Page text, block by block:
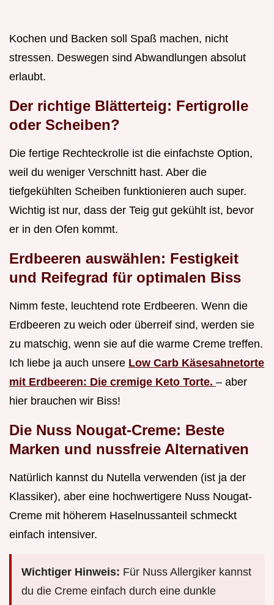
Kochen und Backen soll Spaß machen, nicht
stressen. Deswegen sind Abwandlungen absolut
erlaubt.
Der richtige Blätterteig: Fertigrolle
oder Scheiben?
Die fertige Rechteckrolle ist die einfachste Option,
weil du weniger Verschnitt hast. Aber die
tiefgekühlten Scheiben funktionieren auch super.
Wichtig ist nur, dass der Teig gut gekühlt ist, bevor
er in den Ofen kommt.
Erdbeeren auswählen: Festigkeit
und Reifegrad für optimalen Biss
Nimm feste, leuchtend rote Erdbeeren. Wenn die
Erdbeeren zu weich oder überreif sind, werden sie
zu matschig, wenn sie auf die warme Creme treffen.
Ich liebe ja auch unsere Low Carb Käsesahnetorte
mit Erdbeeren: Die cremige Keto Torte. – aber
hier brauchen wir Biss!
Die Nuss Nougat-Creme: Beste
Marken und nussfreie Alternativen
Natürlich kannst du Nutella verwenden (ist ja der
Klassiker), aber eine hochwertigere Nuss Nougat-
Creme mit höherem Haselnussanteil schmeckt
einfach intensiver.
Wichtiger Hinweis: Für Nuss Allergiker kannst
du die Creme einfach durch eine dunkle